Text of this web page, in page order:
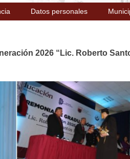
Datos personales
2026 “Lic. Roberto